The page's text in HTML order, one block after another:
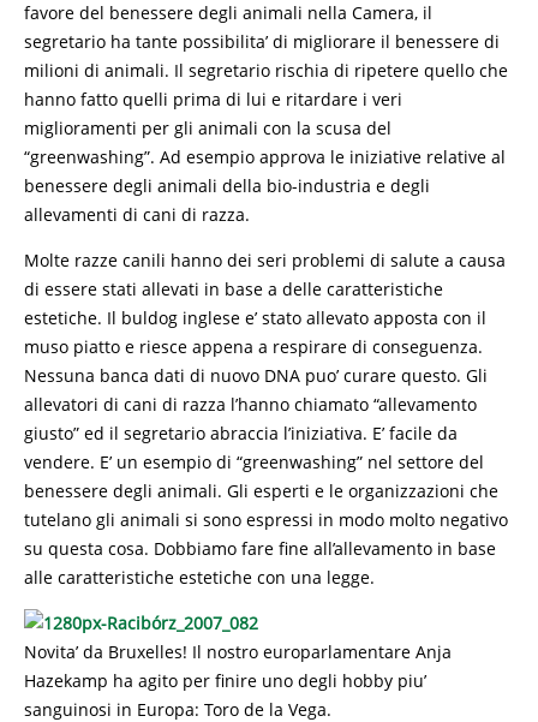
favore del benessere degli animali nella Camera, il
segretario ha tante possibilita’ di migliorare il benessere di
milioni di animali. Il segretario rischia di ripetere quello che
hanno fatto quelli prima di lui e ritardare i veri
miglioramenti per gli animali con la scusa del
“greenwashing”. Ad esempio approva le iniziative relative al
benessere degli animali della bio-industria e degli
allevamenti di cani di razza.
Molte razze canili hanno dei seri problemi di salute a causa
di essere stati allevati in base a delle caratteristiche
estetiche. Il buldog inglese e’ stato allevato apposta con il
muso piatto e riesce appena a respirare di conseguenza.
Nessuna banca dati di nuovo DNA puo’ curare questo. Gli
allevatori di cani di razza l’hanno chiamato “allevamento
giusto” ed il segretario abraccia l’iniziativa. E’ facile da
vendere. E’ un esempio di “greenwashing” nel settore del
benessere degli animali. Gli esperti e le organizzazioni che
tutelano gli animali si sono espressi in modo molto negativo
su questa cosa. Dobbiamo fare fine all’allevamento in base
alle caratteristiche estetiche con una legge.
Novita’ da Bruxelles! Il nostro europarlamentare Anja
Hazekamp ha agito per finire uno degli hobby piu’
sanguinosi in Europa: Toro de la Vega.